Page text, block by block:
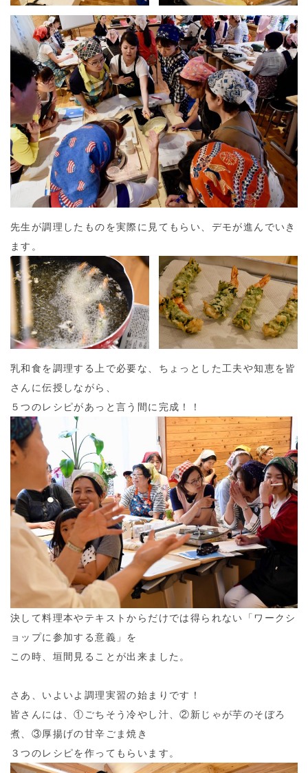
先生が調理したものを実際に見てもらい、デモが進んでいき
ます。
乳和食を調理する上で必要な、ちょっとした工夫や知恵を皆
さんに伝授しながら、
５つのレシピがあっと言う間に完成！！
決して料理本やテキストからだけでは得られない「ワークシ
ョップに参加する意義」を
この時、垣間見ることが出来ました。
さあ、いよいよ調理実習の始まりです！
皆さんには、①ごちそう冷やし汁、②新じゃが芋のそぼろ
煮、③厚揚げの甘辛ごま焼き
３つのレシピを作ってもらいます。